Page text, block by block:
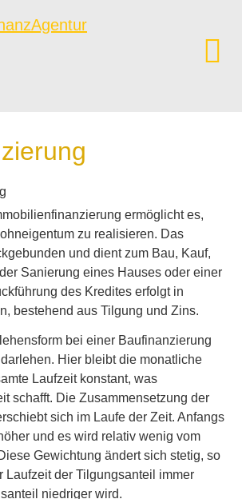
ermöglicht es,
zu realisieren. Das
und dient zum Bau, Kauf,
Sanierung eines Hauses oder einer
des Kredites erfolgt in
bestehend aus Tilgung und Zins.
bei einer Baufinanzierung
Hier bleibt die monatliche
Laufzeit konstant, was
schafft. Die Zusammensetzung der
sich im Laufe der Zeit. Anfangs
und es wird relativ wenig vom
Gewichtung ändert sich stetig, so
Laufzeit der Tilgungsanteil immer
niedriger wird.